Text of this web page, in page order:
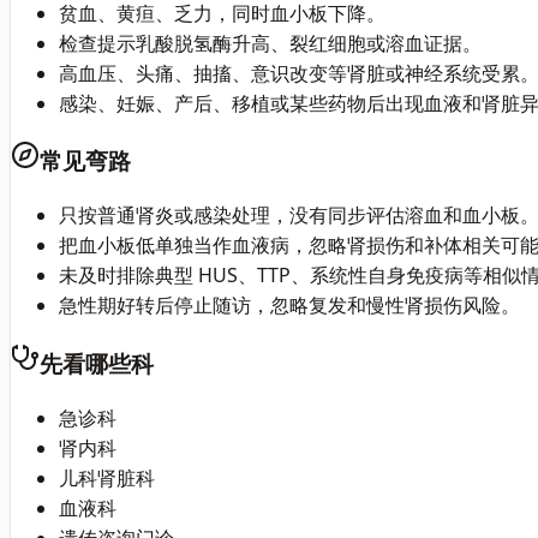
贫血、黄疸、乏力，同时血小板下降。
检查提示乳酸脱氢酶升高、裂红细胞或溶血证据。
高血压、头痛、抽搐、意识改变等肾脏或神经系统受累。
感染、妊娠、产后、移植或某些药物后出现血液和肾脏异
常见弯路
只按普通肾炎或感染处理，没有同步评估溶血和血小板。
把血小板低单独当作血液病，忽略肾损伤和补体相关可能
未及时排除典型 HUS、TTP、系统性自身免疫病等相似情
急性期好转后停止随访，忽略复发和慢性肾损伤风险。
先看哪些科
急诊科
肾内科
儿科肾脏科
血液科